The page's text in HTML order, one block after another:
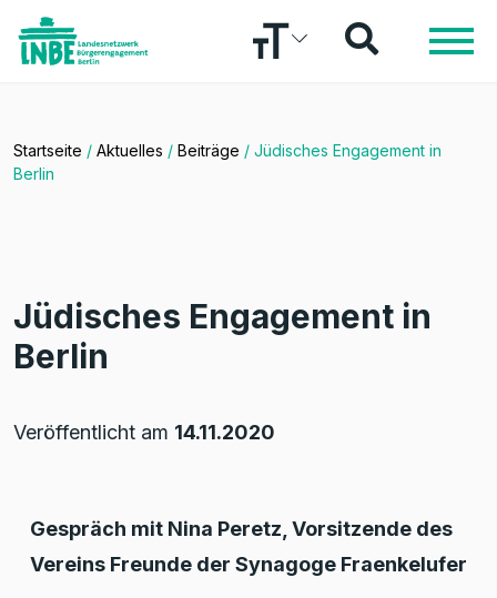
Startseite / Aktuelles / Beiträge / Jüdisches Engagement in
Berlin
Jüdisches Engagement in
Berlin
Veröffentlicht am 14.11.2020
Gespräch mit Nina Peretz, Vorsitzende des
Vereins Freunde der Synagoge Fraenkelufer